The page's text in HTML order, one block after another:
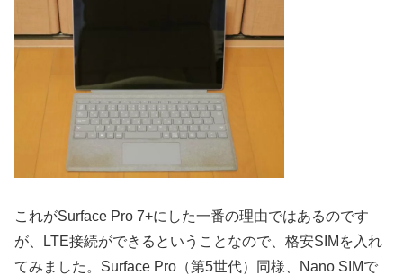
これがSurface Pro 7+にした一番の理由ではあるのです
が、LTE接続ができるということなので、格安SIMを入れ
てみました。Surface Pro（第5世代）同様、Nano SIMで